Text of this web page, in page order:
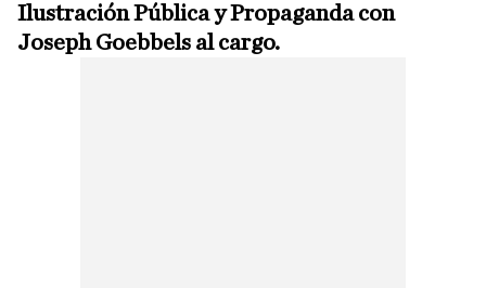
Ilustración Pública y Propaganda con
Joseph Goebbels al cargo.